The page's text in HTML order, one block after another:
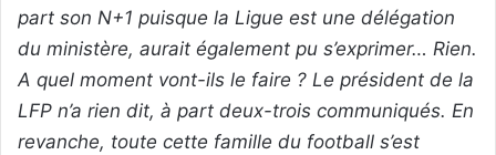
part son N+1 puisque la Ligue est une délégation
du ministère, aurait également pu s’exprimer… Rien.
A quel moment vont-ils le faire ? Le président de la
LFP n’a rien dit, à part deux-trois communiqués. En
revanche, toute cette famille du football s’est